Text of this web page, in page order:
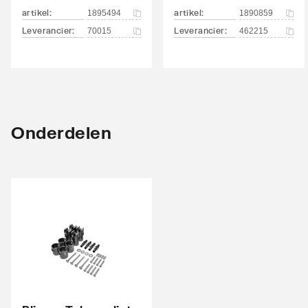
Met bevestigingsmateriaal Ja
Geschikt voor toepassing in warm tapwater
Ja
artikel: 1895494
Leverancier: 70015
artikel: 1890859
Leverancier: 462215
Onderdelen